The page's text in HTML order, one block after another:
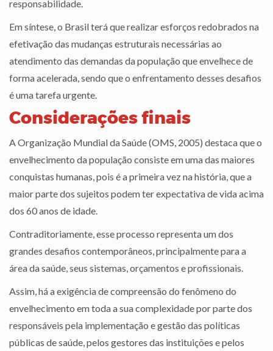
responsabilidade.
Em síntese, o Brasil terá que realizar esforços redobrados na
efetivação das mudanças estruturais necessárias ao
atendimento das demandas da população que envelhece de
forma acelerada, sendo que o enfrentamento desses desafios
é uma tarefa urgente.
Considerações finais
A Organização Mundial da Saúde (OMS, 2005) destaca que o
envelhecimento da população consiste em uma das maiores
conquistas humanas, pois é a primeira vez na história, que a
maior parte dos sujeitos podem ter expectativa de vida acima
dos 60 anos de idade.
Contraditoriamente, esse processo representa um dos
grandes desafios contemporâneos, principalmente para a
área da saúde, seus sistemas, orçamentos e profissionais.
Assim, há a exigência de compreensão do fenômeno do
envelhecimento em toda a sua complexidade por parte dos
responsáveis pela implementação e gestão das políticas
públicas de saúde, pelos gestores das instituições e pelos